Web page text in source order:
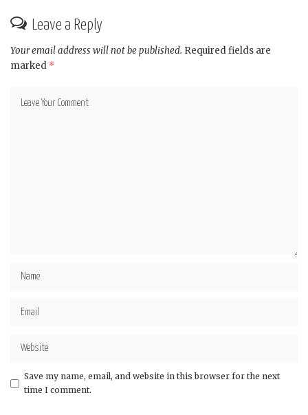
Leave a Reply
Your email address will not be published. Required fields are
marked *
Save my name, email, and website in this browser for the next
time I comment.